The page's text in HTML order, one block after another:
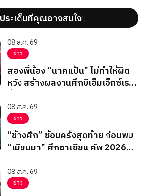
ประเด็นที่คุณอาจสนใจ';
08 ส.ค. 69
ข่าว
สองพี่น้อง “นาคแป้น” ไม่ทำให้ผิด
หวัง สร้างผลงานศึกบีเอ็มเอ็กซ์เรซ
08 ส.ค. 69
ข่าว
“ช้างศึก” ซ้อมครั้งสุดท้าย ก่อนพบ
“เมียนมา” ศึกอาเซียน คัพ 2026
08 ส.ค. 69
ข่าว